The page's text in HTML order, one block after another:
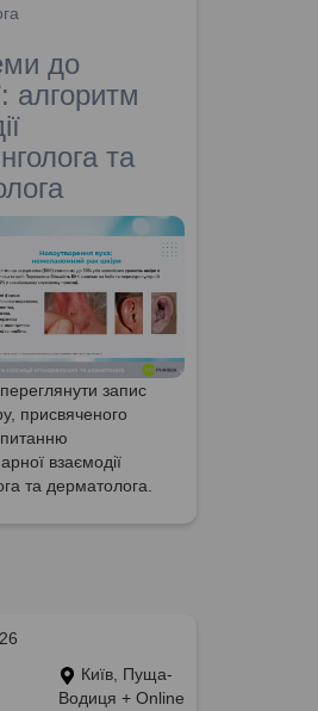
до
алгоритм
та
запис
присвяченого
взаємодії
та дерматолога.
Київ, Пуща-
Водиця + Online